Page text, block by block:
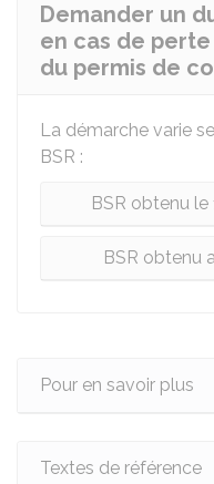
Demander un
en cas de perte
du permis de
La démarche varie
BSR :
BSR obtenu le
BSR obtenu
Pour en savoir plus
Textes de référence